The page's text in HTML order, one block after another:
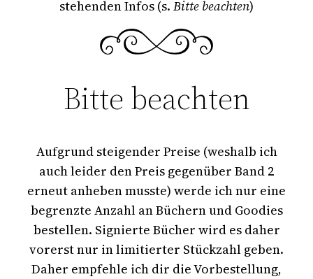
stehenden Infos (s. Bitte beachten)
Bitte beachten
Aufgrund steigender Preise (weshalb ich
auch leider den Preis gegenüber Band 2
erneut anheben musste) werde ich nur eine
begrenzte Anzahl an Büchern und Goodies
bestellen. Signierte Bücher wird es daher
vorerst nur in limitierter Stückzahl geben.
Daher empfehle ich dir die Vorbestellung,